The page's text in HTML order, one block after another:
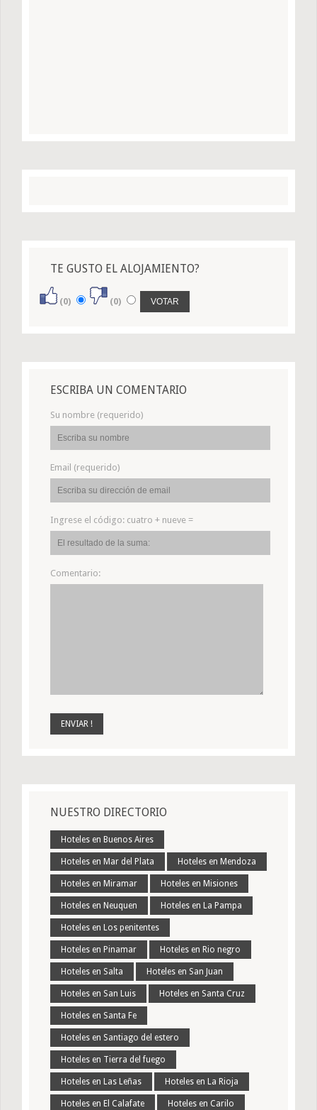
TE GUSTO EL ALOJAMIENTO?
(0) (0)
ESCRIBA UN COMENTARIO
Su nombre (requerido)
Email (requerido)
Ingrese el código: cuatro + nueve =
Comentario:
NUESTRO DIRECTORIO
Hoteles en Buenos Aires
Hoteles en Mar del Plata Hoteles en Mendoza
Hoteles en Miramar Hoteles en Misiones
Hoteles en Neuquen Hoteles en La Pampa
Hoteles en Los penitentes
Hoteles en Pinamar Hoteles en Rio negro
Hoteles en Salta Hoteles en San Juan
Hoteles en San Luis Hoteles en Santa Cruz
Hoteles en Santa Fe
Hoteles en Santiago del estero
Hoteles en Tierra del fuego
Hoteles en Las Leñas Hoteles en La Rioja
Hoteles en El Calafate Hoteles en Carilo